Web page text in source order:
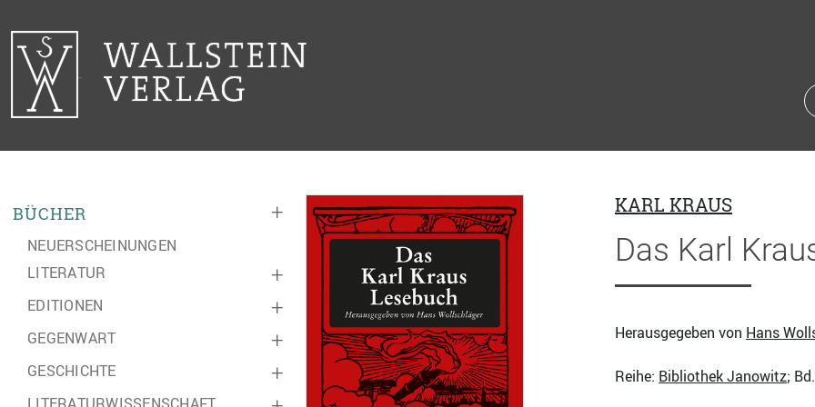
+
BÜCHER
NEUERSCHEINUNGEN
+
LITERATUR
+
EDITIONEN
+
GEGENWART
+
GESCHICHTE
KARL KRAUS
Das Karl
Herausgegeben von Hans
Reihe: Bibliothek Janowitz;